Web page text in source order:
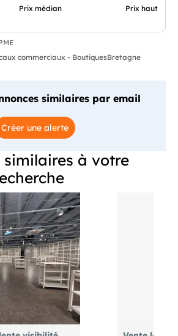
Prix médian Prix haut
commerciaux - BoutiquesBretagne
similaires par email
Créer une alerte
similaires à votre